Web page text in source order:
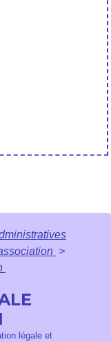
>
légale et